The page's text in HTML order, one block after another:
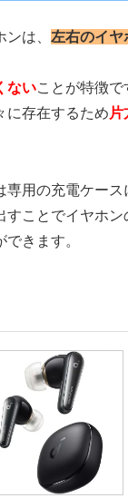
は、 左右のイヤ
ないことが特徴で
に存在するため
用の充電ケース
すことでイヤホン
きます。